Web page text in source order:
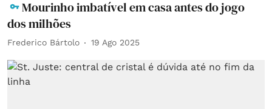
Mourinho imbatível em casa antes do jogo
dos milhões
Frederico Bártolo 19 Ago 2025